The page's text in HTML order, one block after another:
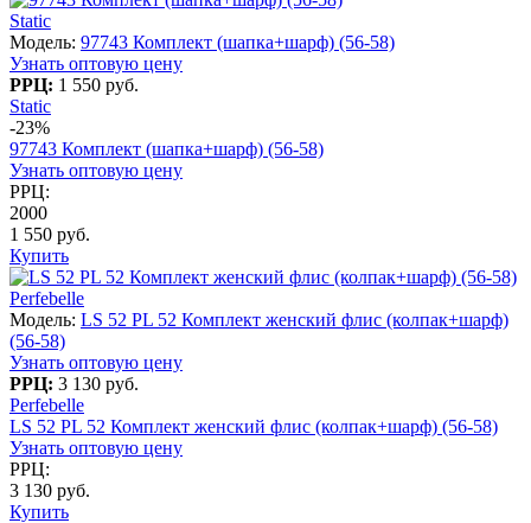
Static
Модель: 97743 Комплект (шапка+шарф) (56-58)
Узнать оптовую цену
РРЦ: 1 550 руб.
Static
-23%
97743 Комплект (шапка+шарф) (56-58)
Узнать оптовую цену
РРЦ:
2000
1 550 руб.
Купить
Perfebelle
Модель: LS 52 PL 52 Комплект женский флис (колпак+шарф)
(56-58)
Узнать оптовую цену
РРЦ: 3 130 руб.
Perfebelle
LS 52 PL 52 Комплект женский флис (колпак+шарф) (56-58)
Узнать оптовую цену
РРЦ:
3 130 руб.
Купить